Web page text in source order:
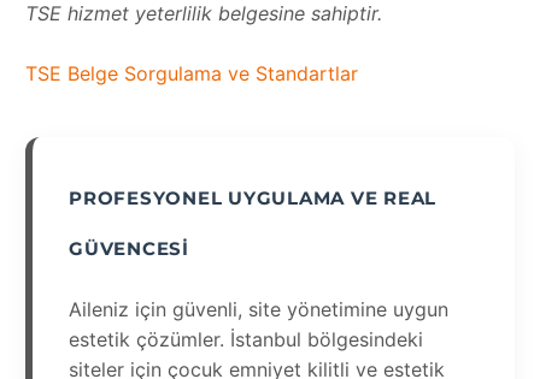
TSE hizmet yeterlilik belgesine sahiptir.
TSE Belge Sorgulama ve Standartlar
PROFESYONEL UYGULAMA VE REAL
GÜVENCESI
Aileniz için güvenli, site yönetimine uygun
estetik çözümler. İstanbul bölgesindeki
siteler için çocuk emniyet kilitli ve estetik